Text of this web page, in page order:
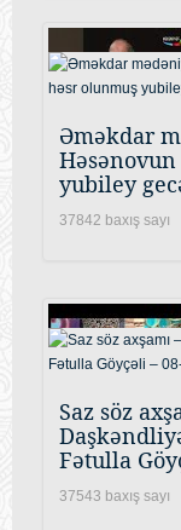
Əməkdar
yubiley
37842 baxış sayı
Saz söz
Fətulla
37543 baxış sayı